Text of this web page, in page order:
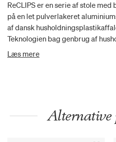
ReCLIPS er en serie af stole
på en let pulverlakeret
af dansk
Teknologien bag genbrug af
møbelproduktion er udviklet i
plastlameller holder
Læs mere
Alternative